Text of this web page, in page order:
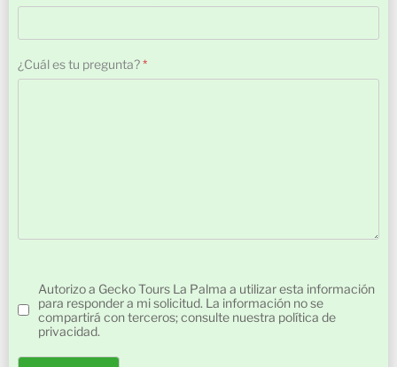
¿Cuál es tu pregunta?*
Autorización*
Autorizo a Gecko Tours La Palma a utilizar esta información
para responder a mi solicitud. La información no se
compartirá con terceros; consulte nuestra política de
privacidad.